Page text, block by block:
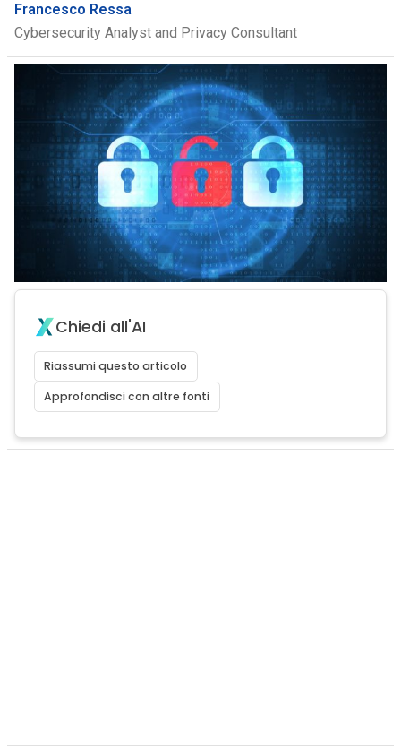
Francesco Ressa
Cybersecurity Analyst and Privacy Consultant
Chiedi all'AI
Riassumi questo articolo
Approfondisci con altre fonti